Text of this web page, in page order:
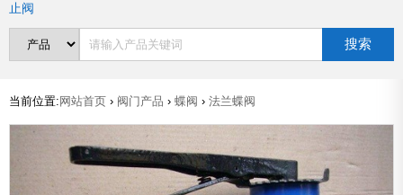
止阀
搜索
当前位置: 网站首页 › 阀门产品 › 蝶阀 › 法兰蝶阀